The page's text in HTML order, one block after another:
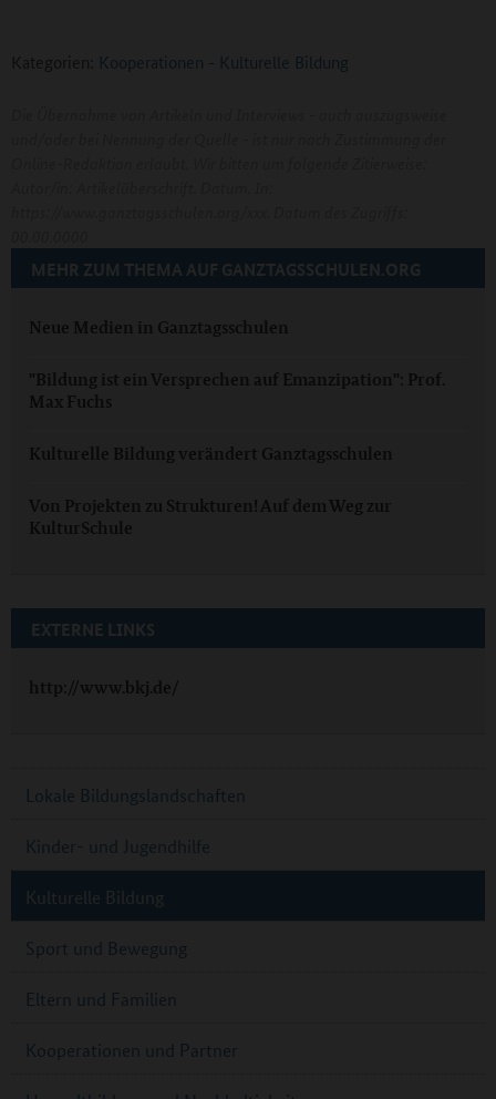
Kategorien: Kooperationen - Kulturelle Bildung
MEHR ZUM THEMA AUF GANZTAGSSCHULEN.ORG
Neue Medien in Ganztagsschulen
"Bildung ist ein Versprechen auf Emanzipation": Prof.
Max Fuchs
Kulturelle Bildung verändert Ganztagsschulen
Von Projekten zu Strukturen! Auf dem Weg zur
KulturSchule
EXTERNE LINKS
http://www.bkj.de/
Lokale Bildungslandschaften
Kinder- und Jugendhilfe
Kulturelle Bildung
Sport und Bewegung
Eltern und Familien
Kooperationen und Partner